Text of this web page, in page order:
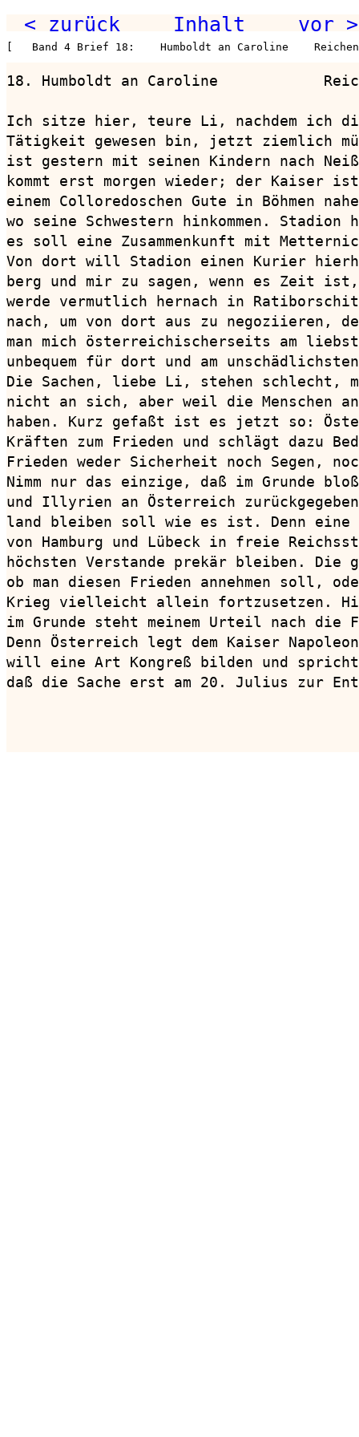
< zurück Inhalt vor >
[   Band 4 Brief 18:    Humboldt an Caroline
18. Humboldt an Caroline
Ich sitze hier, teure Li, nachdem ich
Tätigkeit gewesen bin, jetzt ziemlich
ist gestern mit seinen Kindern nach
kommt erst morgen wieder; der Kaiser
einem Colloredoschen Gute in Böhmen
wo seine Schwestern hinkommen.
es soll eine Zusammenkunft mit
Von dort will Stadion einen Kurier
berg und mir zu sagen, wenn es Zeit ist,
werde vermutlich hernach in
nach, um von dort aus zu negoziieren,
man mich österreichischerseits am
unbequem für dort und am
Die Sachen, liebe Li, stehen schlecht,
nicht an sich, aber weil die Menschen
haben. Kurz gefaßt ist es jetzt so:
Kräften zum Frieden und schlägt dazu
Frieden weder Sicherheit noch Segen,
Nimm nur das einzige, daß im Grunde
und Illyrien an Österreich
land bleiben soll wie es ist. Denn eine
von Hamburg und Lübeck in freie
höchsten Verstande prekär bleiben. Die
ob man diesen Frieden annehmen soll,
Krieg vielleicht allein fortzusetzen.
im Grunde steht meinem Urteil nach
Denn Österreich legt dem Kaiser
will eine Art Kongreß bilden und spricht
daß die Sache erst am 20. Julius zur